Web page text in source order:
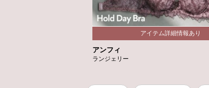
アンフィ
ランジェリー